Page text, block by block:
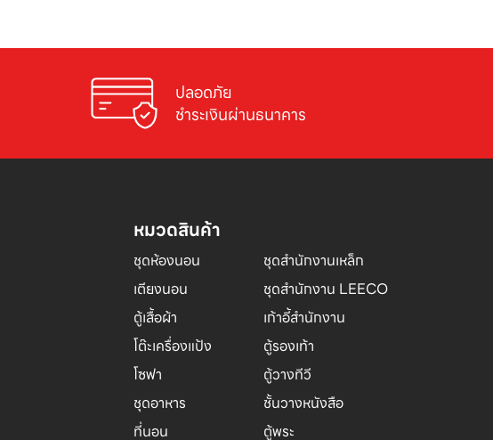
ปลอดภัย
ชำระเงินผ่านธนาคาร
หมวดสินค้า
ชุดห้องนอน
เตียงนอน
ตู้เสื้อผ้า
โต๊ะเครื่องแป้ง
โซฟา
ชุดอาหาร
ที่นอน
ชุดสำนักงานเหล็ก
ชุดสำนักงาน LEECO
เก้าอี้สำนักงาน
ตู้รองเท้า
ตู้วางทีวี
ชั้นวางหนังสือ
ตู้พระ